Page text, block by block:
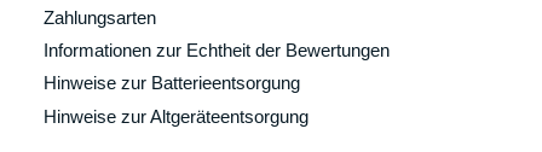
Zahlungsarten
Informationen zur Echtheit der Bewertungen
Hinweise zur Batterieentsorgung
Hinweise zur Altgeräteentsorgung